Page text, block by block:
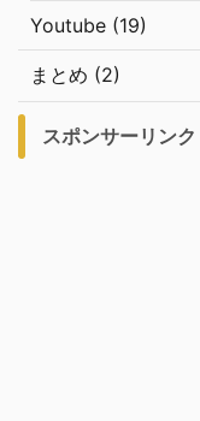
Youtube (19)
まとめ (2)
スポンサーリンク